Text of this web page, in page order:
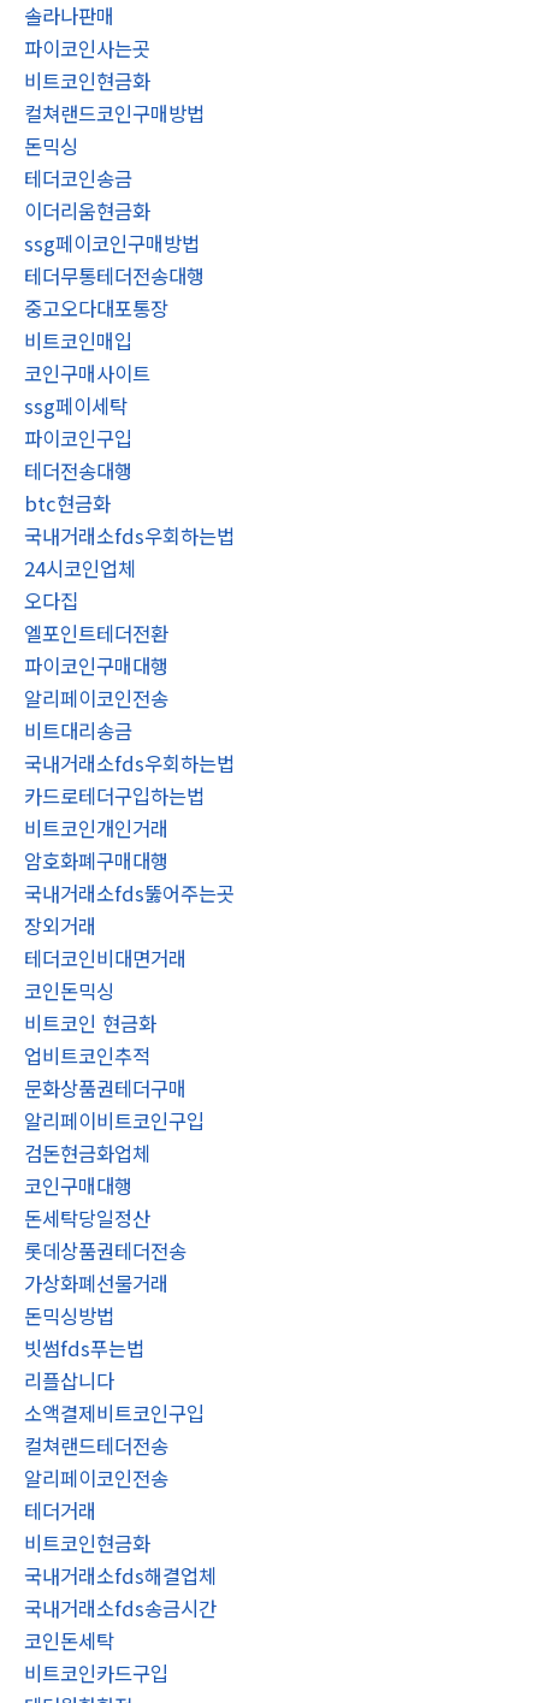
솔라나판매
파이코인사는곳
비트코인현금화
컬쳐랜드코인구매방법
돈믹싱
테더코인송금
이더리움현금화
ssg페이코인구매방법
테더무통테더전송대행
중고오다대포통장
비트코인매입
코인구매사이트
ssg페이세탁
파이코인구입
테더전송대행
btc현금화
국내거래소fds우회하는법
24시코인업체
오다집
엘포인트테더전환
파이코인구매대행
알리페이코인전송
비트대리송금
국내거래소fds우회하는법
카드로테더구입하는법
비트코인개인거래
암호화폐구매대행
국내거래소fds뚫어주는곳
장외거래
테더코인비대면거래
코인돈믹싱
비트코인 현금화
업비트코인추적
문화상품권테더구매
알리페이비트코인구입
검돈현금화업체
코인구매대행
돈세탁당일정산
롯데상품권테더전송
가상화폐선물거래
돈믹싱방법
빗썸fds푸는법
리플삽니다
소액결제비트코인구입
컬쳐랜드테더전송
알리페이코인전송
테더거래
비트코인현금화
국내거래소fds해결업체
국내거래소fds송금시간
코인돈세탁
비트코인카드구입